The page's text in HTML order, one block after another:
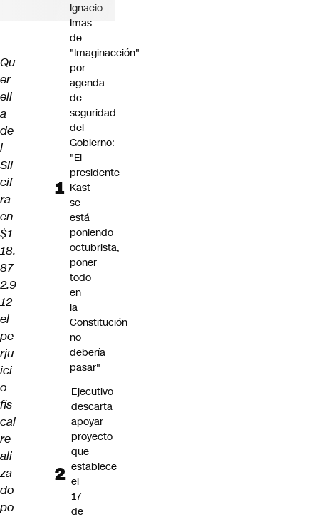
Qu
er
ell
a
de
l
SII
cif
ra
en
$1
18.
87
2.9
12
el
pe
rju
ici
o
fis
cal
re
ali
za
do
po
Ignacio
Imas
de
"Imaginacción"
por
agenda
de
seguridad
del
Gobierno:
"El
presidente
Kast
se
está
poniendo
octubrista,
poner
todo
en
la
Constitución
no
debería
pasar"
Ejecutivo
descarta
apoyar
proyecto
que
establece
el
17
de